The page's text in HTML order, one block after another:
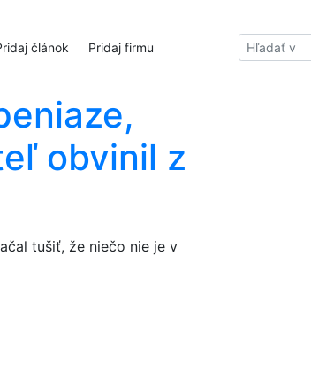
článok Pridaj firmu Hladať
obvinil z
tušiť, že niečo nie je v